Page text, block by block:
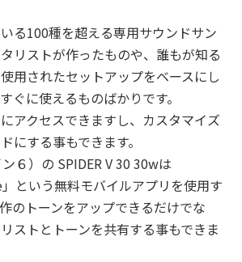
る100種を超える専用サウンドサン
リストが作ったものや、誰もが知る
用されたセットアップをベースにし
ぐに使えるものばかりです。
アクセスできますし、カスタマイズ
にする事もできます。
６）の SPIDER V 30 30wは
という無料モバイルアプリを使用す
のトーンをアップできるだけでな
ストとトーンを共有する事もできま